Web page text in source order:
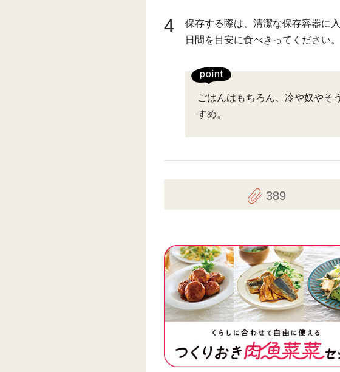
4
保存する際は、清潔な保存容器に
日間を目安に食べきってください。
ごはんはもちろん、冷や奴やそ
すめ。
389